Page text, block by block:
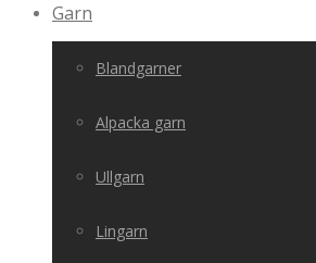
Garn
Blandgarner
Alpacka garn
Ullgarn
Lingarn